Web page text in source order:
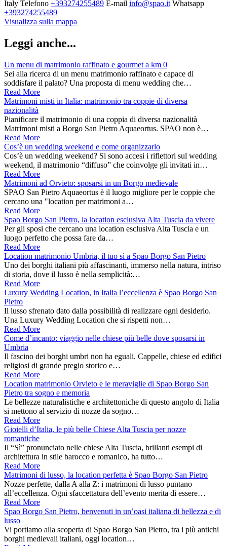
Italy Telefono +393274255489 E-mail info@spao.it Whatsapp
+393274255489
Visualizza sulla mappa
Leggi anche...
Un menu di matrimonio raffinato e gourmet a km 0
Sei alla ricerca di un menu matrimonio raffinato e capace di
soddisfare il palato? Una proposta di menu wedding che…
Read More
Matrimoni misti in Italia: matrimonio tra coppie di diversa
nazionalità
Pianificare il matrimonio di una coppia di diversa nazionalità
Matrimoni misti a Borgo San Pietro Aquaeortus. SPAO non è…
Read More
Cos’è un wedding weekend e come organizzarlo
Cos’è un wedding weekend? Si sono accesi i riflettori sul wedding
weekend, il matrimonio “diffuso” che coinvolge gli invitati in…
Read More
Matrimoni ad Orvieto: sposarsi in un Borgo medievale
SPAO San Pietro Aquaeortus è il luogo migliore per le coppie che
cercano una "location per matrimoni a…
Read More
Spao Borgo San Pietro, la location esclusiva Alta Tuscia da vivere
Per gli sposi che cercano una location esclusiva Alta Tuscia e un
luogo perfetto che possa fare da…
Read More
Location matrimonio Umbria, il tuo sì a Spao Borgo San Pietro
Uno dei borghi italiani più affascinanti, immerso nella natura, intriso
di storia, dove il lusso è nella semplicità:…
Read More
Luxury Wedding Location, in Italia l’eccellenza è Spao Borgo San
Pietro
Il lusso sfrenato dato dalla possibilità di realizzare ogni desiderio.
Una Luxury Wedding Location che si rispetti non…
Read More
Come d’incanto: viaggio nelle chiese più belle dove sposarsi in
Umbria
Il fascino dei borghi umbri non ha eguali. Cappelle, chiese ed edifici
religiosi di grande pregio storico e…
Read More
Location matrimonio Orvieto e le meraviglie di Spao Borgo San
Pietro tra sogno e memoria
Le bellezze naturalistiche e architettoniche di questo angolo di Italia
si mettono al servizio di nozze da sogno…
Read More
Gioielli d’Italia, le più belle Chiese Alta Tuscia per nozze
romantiche
Il “Sì” pronunciato nelle chiese Alta Tuscia, brillanti esempi di
architettura in stile barocco e romanico, ha tutto…
Read More
Matrimoni di lusso, la location perfetta è Spao Borgo San Pietro
Nozze perfette, dalla A alla Z: i matrimoni di lusso puntano
all’eccellenza. Ogni sfaccettatura dell’evento merita di essere…
Read More
Spao Borgo San Pietro, benvenuti in un’oasi italiana di bellezza e di
lusso
Vi portiamo alla scoperta di Spao Borgo San Pietro, tra i più antichi
borghi medievali italiani, oggi location…